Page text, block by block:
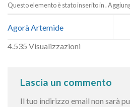
Questo elemento è stato inserito in .
Agorà Artemide
4.535 Visualizzazioni
Lascia un commento
Il tuo indirizzo email non sarà